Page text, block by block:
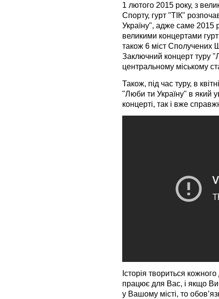
1 лютого 2015 року, з
Спорту, гурт "ТІК"
Україну", адже саме 2015
великими концертами гурт
також 6 міст Сполучених
Заключний концерт туру
центральному міському
Також, під час туру, в
"Люби ти Україну" в який
концерті, так і вже
Історія твориться
працює для Вас, і якщо Ви
у Вашому місті, то